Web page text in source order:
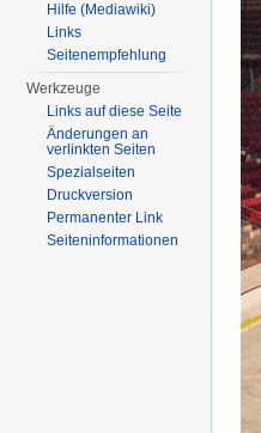
Hilfe (Mediawiki)
Links
Seitenempfehlung
Werkzeuge
Links auf diese Seite
Änderungen an
verlinkten Seiten
Spezialseiten
Druckversion
Permanenter Link
Seiteninformationen